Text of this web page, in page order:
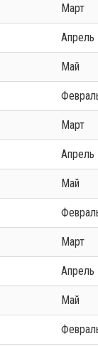
Март
Апрель
Май
Март
Апрель
Май
Март
Апрель
Май